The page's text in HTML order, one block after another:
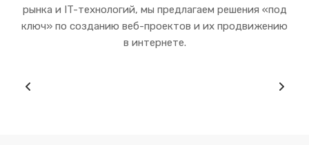
рынка и IT-технологий, мы предлагаем решения «под
ключ» по созданию веб-проектов и их продвижению
в интернете.